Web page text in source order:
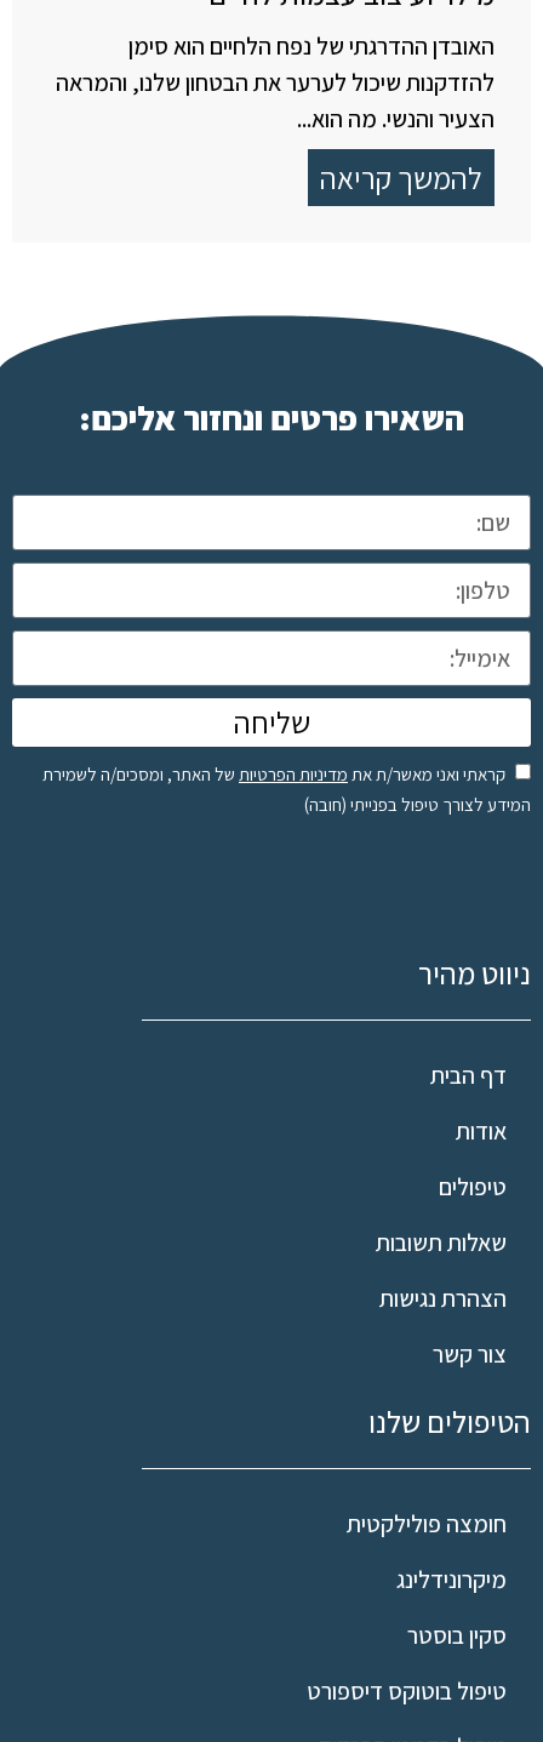
האובדן ההדרגתי של נפח הלחיים הוא סימן
להזדקנות שיכול לערער את הבטחון שלנו, והמראה
הצעיר והנשי. מה הוא...
להמשך קריאה
השאירו פרטים ונחזור אליכם:
שליחה
קראתי ואני מאשר/ת את מדיניות הפרטיות של האתר, ומסכים/ה לשמירת
המידע לצורך טיפול בפנייתי (חובה)
ניווט מהיר
דף הבית
אודות
טיפולים
שאלות תשובות
הצהרת נגישות
צור קשר
הטיפולים שלנו
חומצה פולילקטית
מיקרונידלינג
סקין בוסטר
טיפול בוטוקס דיספורט